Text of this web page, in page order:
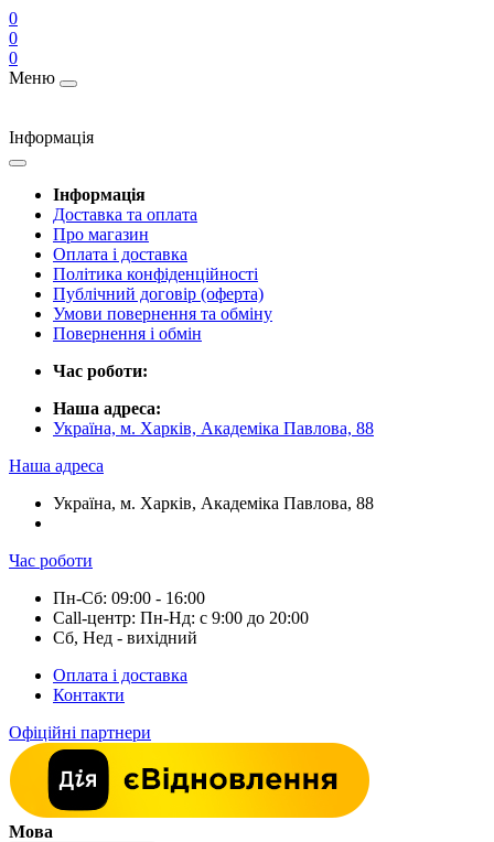
0
0
0
Меню
Інформація
Інформація
Доставка та оплата
Про магазин
Оплата і доставка
Політика конфіденційності
Публічний договір (оферта)
Умови повернення та обміну
Повернення і обмін
Час роботи:
Наша адреса:
Україна, м. Харків, Академіка Павлова, 88
Наша адреса
Україна, м. Харків, Академіка Павлова, 88
Час роботи
Пн-Сб: 09:00 - 16:00
Call-центр: Пн-Нд: с 9:00 до 20:00
Сб, Нед - вихідний
Оплата і доставка
Контакти
Офіційні партнери
Мова